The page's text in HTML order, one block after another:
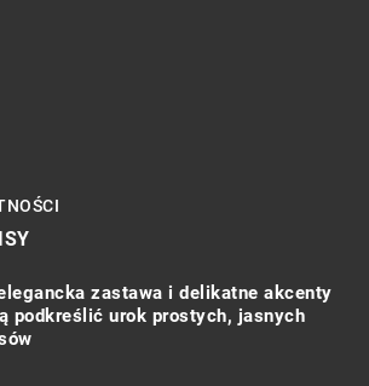
zastawa i delikatne akcenty
podkreślić urok prostych, jasnych